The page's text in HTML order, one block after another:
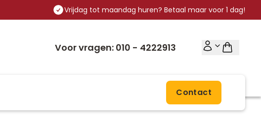
Vrijdag tot maandag huren? Betaal maar voor 1 dag!
Voor vragen: 010 - 4222913
Contact